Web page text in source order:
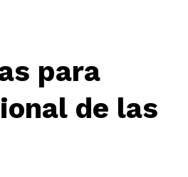
para
de las